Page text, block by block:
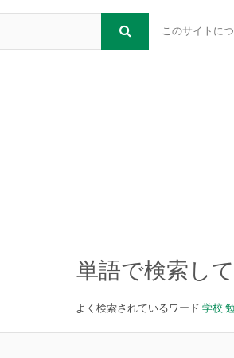
このサイトに
単語で検索して
よく検索されているワード 学校